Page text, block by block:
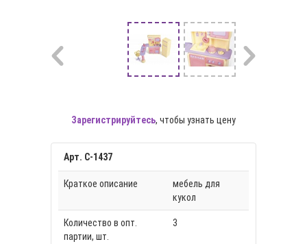
Зарегистрируйтесь, чтобы узнать цену
Арт. С-1437
Краткое описание
мебель для
кукол
Количество в опт.
партии, шт.
3